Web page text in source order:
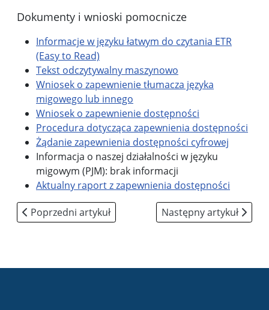
Dokumenty i wnioski pomocnicze
Informacje w języku łatwym do czytania ETR
(Easy to Read)
Tekst odczytywalny maszynowo
Wniosek o zapewnienie tłumacza języka
migowego lub innego
Wniosek o zapewnienie dostępności
Procedura dotycząca zapewnienia dostępności
Żądanie zapewnienia dostępności cyfrowej
Informacja o naszej działalności w języku
migowym (PJM): brak informacji
Aktualny raport z zapewnienia dostępności
Poprzedni artykuł: Ośrodek rehabilitacji na NFZ
Poprzedni artykuł Następny artykuł: Do
Następny artykuł